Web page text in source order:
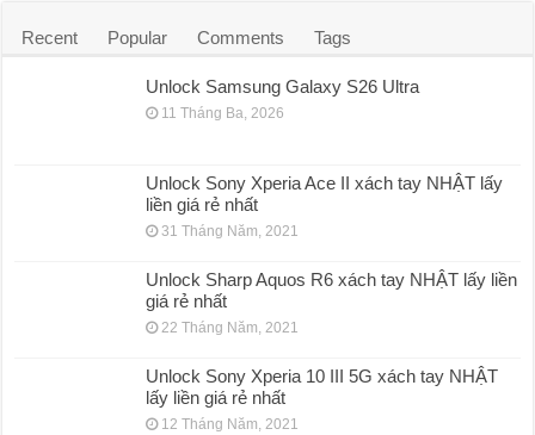
Recent Popular Comments Tags
Unlock Samsung Galaxy S26 Ultra
11 Tháng Ba, 2026
Unlock Sony Xperia Ace II xách tay NHẬT lấy
liền giá rẻ nhất
31 Tháng Năm, 2021
Unlock Sharp Aquos R6 xách tay NHẬT lấy liền
giá rẻ nhất
22 Tháng Năm, 2021
Unlock Sony Xperia 10 III 5G xách tay NHẬT
lấy liền giá rẻ nhất
12 Tháng Năm, 2021